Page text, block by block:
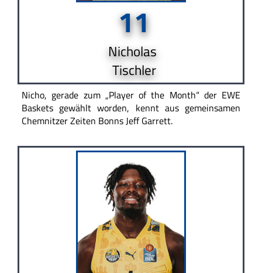
11
Nicholas
Tischler
Nicho, gerade zum „Player of the Month“ der EWE
Baskets gewählt worden, kennt aus gemeinsamen
Chemnitzer Zeiten Bonns Jeff Garrett.